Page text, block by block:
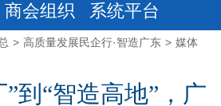
商会组织 系统平台
> 高质量发展民企行·智造广东 > 媒体
到“智造高地”，广